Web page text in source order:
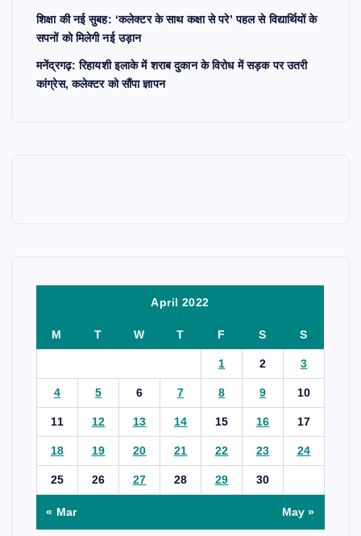
शिक्षा की नई सुबह: ‘कलेक्टर के साथ कक्षा से परे’ पहल से विद्यार्थियों के
सपनों को मिलेगी नई उड़ान
मनेंद्रगढ़: रिहायशी इलाके में शराब दुकान के विरोध में सड़क पर उतरी
कांग्रेस, कलेक्टर को सौंपा ज्ञापन
April 2022
M T W T F S S
1 2 3
4 5 6 7 8 9 10
11 12 13 14 15 16 17
18 19 20 21 22 23 24
25 26 27 28 29 30
« Mar May »